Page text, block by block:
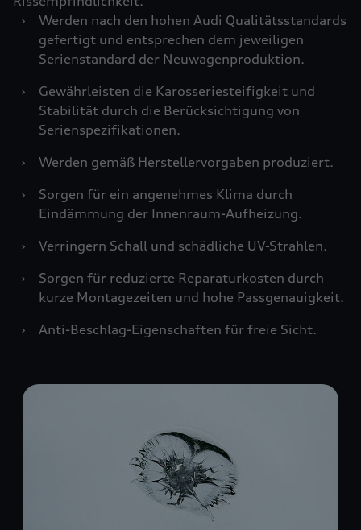
›
Werden nach den hohen Audi Qualitätsstandards
gefertigt und entsprechen dem jeweiligen
Serienstandard der Neuwagenproduktion.
›
Gewährleisten die Karosseriesteifigkeit und
Stabilität durch die Berücksichtigung von
Serienspezifikationen.
›
Werden gemäß Herstellervorgaben produziert.
›
Sorgen für ein angenehmes Klima durch
Eindämmung der Innenraum-Aufheizung.
›
Verringern Schall und schädliche UV-Strahlen.
›
Sorgen für reduzierte Reparaturkosten durch
kurze Montagezeiten und hohe Passgenauigkeit.
›
Anti-Beschlag-Eigenschaften für freie Sicht.